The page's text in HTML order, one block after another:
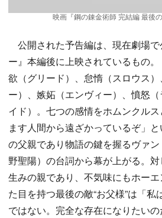
映画『鋼の錬金術師 完結編 最後
公開された予告編は、現在劇場
ー』本編後に上映されているもの
欲（グリード）、怠惰（スロウス
ー）、嫉妬（エンヴィー）、憤怒
イド）。七つの感情をホムンクル
ます人間から遠ざかっているぞ」
の父親であり物語の鍵を握るヴァ
野聖陽）の台詞から幕が上がる。
生みの親であり、不気味にもホー
た目を持つ最後の敵“お父様”は「
ではない。完全な存在になりたい